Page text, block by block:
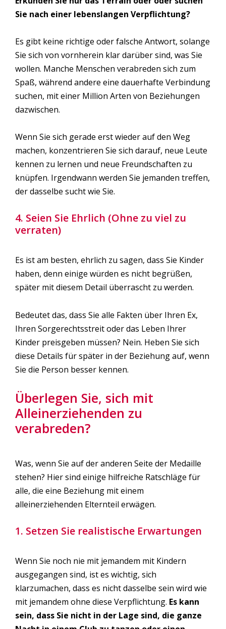
Sie nach einer lebenslangen Verpflichtung?
Es gibt keine richtige oder falsche Antwort, solange
Sie sich von vornherein klar darüber sind, was Sie
wollen. Manche Menschen verabreden sich zum
Spaß, während andere eine dauerhafte Verbindung
suchen, mit einer Million Arten von Beziehungen
dazwischen.
Wenn Sie sich gerade erst wieder auf den Weg
machen, konzentrieren Sie sich darauf, neue Leute
kennen zu lernen und neue Freundschaften zu
knüpfen. Irgendwann werden Sie jemanden treffen,
der dasselbe sucht wie Sie.
4. Seien Sie Ehrlich (Ohne zu viel zu
verraten)
Es ist am besten, ehrlich zu sagen, dass Sie Kinder
haben, denn einige würden es nicht begrüßen,
später mit diesem Detail überrascht zu werden.
Bedeutet das, dass Sie alle Fakten über Ihren Ex,
Ihren Sorgerechtsstreit oder das Leben Ihrer
Kinder preisgeben müssen? Nein. Heben Sie sich
diese Details für später in der Beziehung auf, wenn
Sie die Person besser kennen.
Überlegen Sie, sich mit
Alleinerziehenden zu
verabreden?
Was, wenn Sie auf der anderen Seite der Medaille
stehen? Hier sind einige hilfreiche Ratschläge für
alle, die eine Beziehung mit einem
alleinerziehenden Elternteil erwägen.
1. Setzen Sie realistische Erwartungen
Wenn Sie noch nie mit jemandem mit Kindern
ausgegangen sind, ist es wichtig, sich
klarzumachen, dass es nicht dasselbe sein wird wie
mit jemandem ohne diese Verpflichtung. Es kann
sein, dass Sie nicht in der Lage sind, die ganze